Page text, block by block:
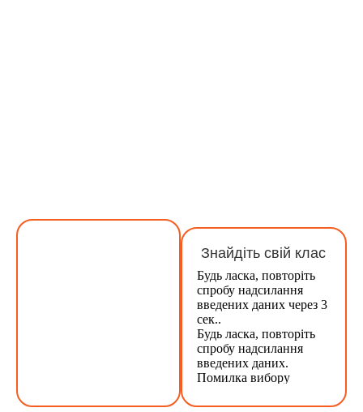
Знайдіть свій клас